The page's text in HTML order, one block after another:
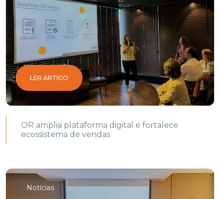
LER ARTIGO
OR amplia plataforma digital e fortalece
ecossistema de vendas
Notícias